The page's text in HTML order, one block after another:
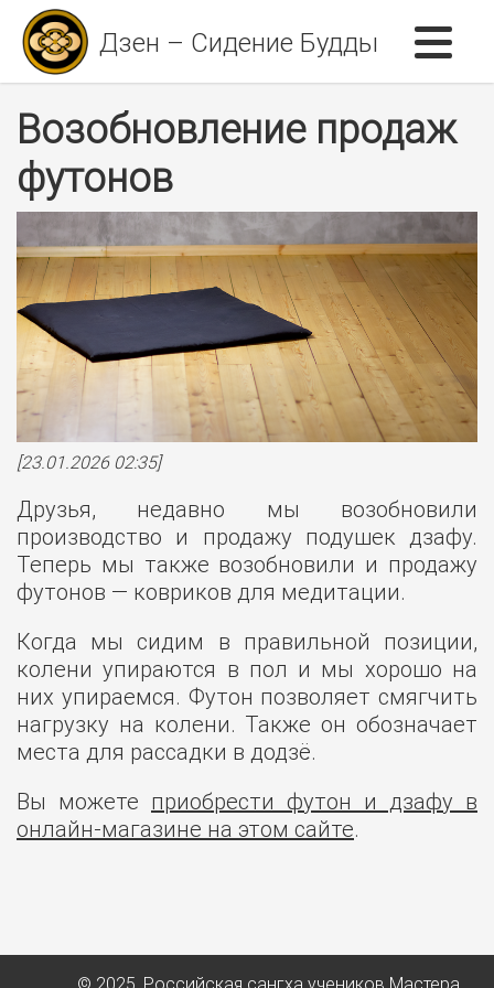
Дзен – Сидение Будды
Возобновление продаж
футонов
[23.01.2026 02:35]
Друзья, недавно мы возобновили
производство и продажу подушек дзафу.
Теперь мы также возобновили и продажу
футонов — ковриков для медитации.
Когда мы сидим в правильной позиции,
колени упираются в пол и мы хорошо на
них упираемся. Футон позволяет смягчить
нагрузку на колени. Также он обозначает
места для рассадки в додзё.
Вы можете приобрести футон и дзафу в
онлайн-магазине на этом сайте.
© 2025, Российская сангха учеников Мастера